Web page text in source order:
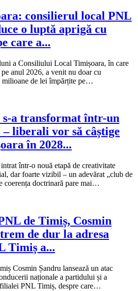
consilierul local PNL
o luptă aprigă cu
care a...
a Consiliului Local Timișoara, în care
anul 2026, a venit nu doar cu
milioane de lei împărțite pe…
a transformat într-un
liberali vor să câștige
în 2028...
într-o nouă etapă de creativitate
dar foarte vizibil – un adevărat „club de
coerența doctrinară pare mai…
de Timiș, Cosmin
de dur la adresa
Timiș a...
Cosmin Șandru lansează un atac
naționale a partidului și a
PNL Timiș, despre care…